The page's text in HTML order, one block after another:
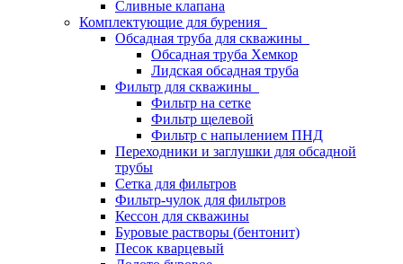
Сливные клапана
Комплектующие для бурения
Обсадная труба для скважины
Обсадная труба Хемкор
Лидская обсадная труба
Фильтр для скважины
Фильтр на сетке
Фильтр щелевой
Фильтр с напылением ПНД
Переходники и заглушки для обсадной
трубы
Сетка для фильтров
Фильтр-чулок для фильтров
Кессон для скважины
Буровые растворы (бентонит)
Песок кварцевый